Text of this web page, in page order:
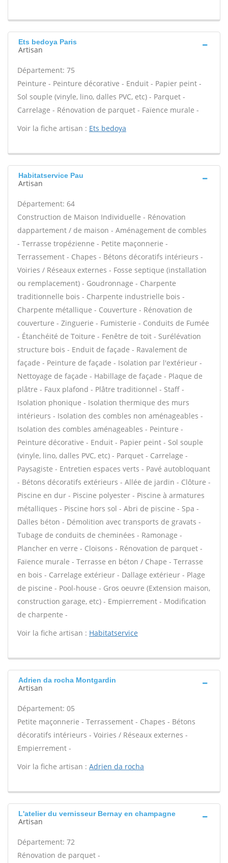
Ets bedoya Paris
Artisan
Département: 75
Peinture - Peinture décorative - Enduit - Papier peint -
Sol souple (vinyle, lino, dalles PVC, etc) - Parquet -
Carrelage - Rénovation de parquet - Faïence murale -
Voir la fiche artisan : Ets bedoya
Habitatservice Pau
Artisan
Département: 64
Construction de Maison Individuelle - Rénovation
dappartement / de maison - Aménagement de combles
- Terrasse tropézienne - Petite maçonnerie -
Terrassement - Chapes - Bétons décoratifs intérieurs -
Voiries / Réseaux externes - Fosse septique (installation
ou remplacement) - Goudronnage - Charpente
traditionnelle bois - Charpente industrielle bois -
Charpente métallique - Couverture - Rénovation de
couverture - Zinguerie - Fumisterie - Conduits de Fumée
- Étanchéité de Toiture - Fenêtre de toit - Surélévation
structure bois - Enduit de façade - Ravalement de
façade - Peinture de façade - Isolation par l'extérieur -
Nettoyage de façade - Habillage de façade - Plaque de
plâtre - Faux plafond - Plâtre traditionnel - Staff -
Isolation phonique - Isolation thermique des murs
intérieurs - Isolation des combles non aménageables -
Isolation des combles aménageables - Peinture -
Peinture décorative - Enduit - Papier peint - Sol souple
(vinyle, lino, dalles PVC, etc) - Parquet - Carrelage -
Paysagiste - Entretien espaces verts - Pavé autobloquant
- Bétons décoratifs extérieurs - Allée de jardin - Clôture -
Piscine en dur - Piscine polyester - Piscine à armatures
métalliques - Piscine hors sol - Abri de piscine - Spa -
Dalles béton - Démolition avec transports de gravats -
Tubage de conduits de cheminées - Ramonage -
Plancher en verre - Cloisons - Rénovation de parquet -
Faïence murale - Terrasse en béton / Chape - Terrasse
en bois - Carrelage extérieur - Dallage extérieur - Plage
de piscine - Pool-house - Gros oeuvre (Extension maison,
construction garage, etc) - Empierrement - Modification
de charpente -
Voir la fiche artisan : Habitatservice
Adrien da rocha Montgardin
Artisan
Département: 05
Petite maçonnerie - Terrassement - Chapes - Bétons
décoratifs intérieurs - Voiries / Réseaux externes -
Empierrement -
Voir la fiche artisan : Adrien da rocha
L'atelier du vernisseur Bernay en champagne
Artisan
Département: 72
Rénovation de parquet -